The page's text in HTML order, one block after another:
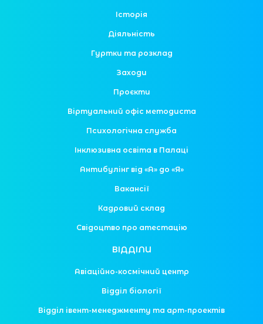
Історія
Діяльність
Гуртки та розклад
Заходи
Проєкти
Віртуальний офіс методиста
Психологічна служба
Інклюзивна освіта в Палаці
Антибулінг від «А» до «Я»
Вакансії
Кадровий склад
Свідоцтво про атестацію
ВІДДІЛИ
Авіаційно-космічний центр
Відділ біології
Відділ івент-менеджменту та арт-проектів